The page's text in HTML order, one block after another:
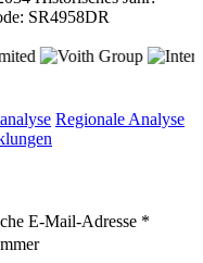
SR4958DR
Regionale Analyse
E-Mail-Adresse *